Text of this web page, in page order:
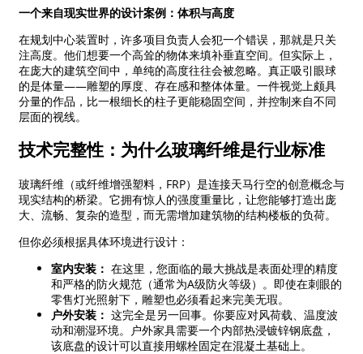
一个来自现实世界的设计案例：体积与高度
在规划中心装置时，许多项目负责人会犯一个错误，那就是只关
注高度。他们想要一个高耸的物体来填补垂直空间。但实际上，
在庞大的建筑空间中，单纯的高度往往会被忽略。真正吸引眼球
的是体量——雕塑的厚度、存在感和整体体量。一件视觉上颇具
分量的作品，比一根细长的柱子更能稳固空间，并控制来自不同
层面的视线。
技术完整性：为什么玻璃纤维是行业标准
玻璃纤维（或纤维增强塑料，FRP）是连接天马行空的创意概念与
现实结构的桥梁。它拥有惊人的强度重量比，让您能够打造出庞
大、流畅、复杂的造型，而无需增加建筑物的结构楼板的负荷。
但你必须根据具体环境进行设计：
室内安装： 在这里，您面临的最大挑战是表面处理的精度
和严格的防火规范（通常为A级防火等级）。即使在刺眼的
零售灯光照射下，雕塑也必须看起来完美无瑕。
户外安装： 这完全是另一回事。你要应对风荷载、温度波
动和潮湿环境。户外家具需要一个内部热浸镀锌钢底盘，
该底盘的设计可以直接用螺栓固定在混凝土基础上。